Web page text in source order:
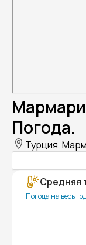
Погода.
Турция,
Средняя
Погода на весь